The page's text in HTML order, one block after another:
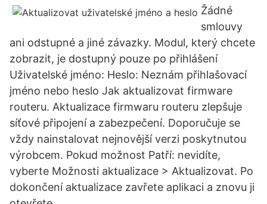
Žádné
smlouvy
ani odstupné a jiné závazky. Modul, který chcete
zobrazit, je dostupný pouze po přihlášení
Uživatelské jméno: Heslo: Neznám přihlašovací
jméno nebo heslo Jak aktualizovat firmware
routeru. Aktualizace firmwaru routeru zlepšuje
síťové připojení a zabezpečení. Doporučuje se
vždy nainstalovat nejnovější verzi poskytnutou
výrobcem. Pokud možnost Patří: nevidíte,
vyberte Možnosti aktualizace > Aktualizovat. Po
dokončení aktualizace zavřete aplikaci a znovu ji